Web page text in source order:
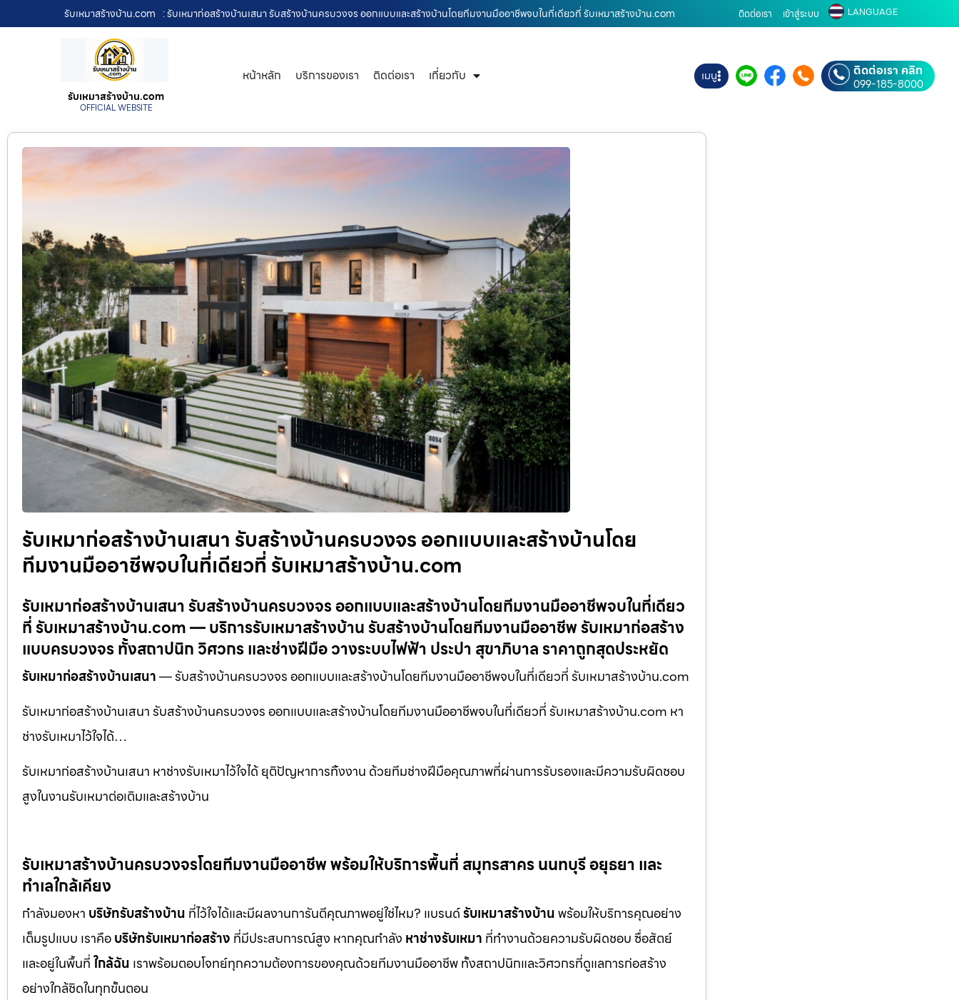
รับเหมาสร้างบ้าน.com : รับเหมาก่อสร้างบ้านเสนา รับสร้างบ้านครบวงจร ออกแบบและสร้างบ้านโดยทีมงานมืออาชีพจบในที่เดียวที่ รับเหมาสร้างบ้าน.com ติดต่อเรา เข้าสู่ระบบ LANGUAGE
รับเหมาสร้างบ้าน.com
OFFICIAL WEBSITE
หน้าหลัก บริการของเรา ติดต่อเรา เกี่ยวกับ เมนู ติดต่อเรา คลิก
099-185-8000
รับเหมาก่อสร้างบ้านเสนา รับสร้างบ้านครบวงจร ออกแบบและสร้างบ้านโดย
ทีมงานมืออาชีพจบในที่เดียวที่ รับเหมาสร้างบ้าน.com
รับเหมาก่อสร้างบ้านเสนา รับสร้างบ้านครบวงจร ออกแบบและสร้างบ้านโดยทีมงานมืออาชีพจบในที่เดียว
ที่ รับเหมาสร้างบ้าน.com — บริการรับเหมาสร้างบ้าน รับสร้างบ้านโดยทีมงานมืออาชีพ รับเหมาก่อสร้าง
แบบครบวงจร ทั้งสถาปนิก วิศวกร และช่างฝีมือ วางระบบไฟฟ้า ประปา สุขาภิบาล ราคาถูกสุดประหยัด
รับเหมาก่อสร้างบ้านเสนา— รับสร้างบ้านครบวงจร ออกแบบและสร้างบ้านโดยทีมงานมืออาชีพจบในที่เดียวที่ รับเหมาสร้างบ้าน.com
รับเหมาก่อสร้างบ้านเสนา รับสร้างบ้านครบวงจร ออกแบบและสร้างบ้านโดยทีมงานมืออาชีพจบในที่เดียวที่ รับเหมาสร้างบ้าน.com หา
ช่างรับเหมาไว้ใจได้…
รับเหมาก่อสร้างบ้านเสนา หาช่างรับเหมาไว้ใจได้ ยุติปัญหาการทิ้งงาน ด้วยทีมช่างฝีมือคุณภาพที่ผ่านการรับรองและมีความรับผิดชอบ
สูงในงานรับเหมาต่อเติมและสร้างบ้าน
รับเหมาสร้างบ้านครบวงจรโดยทีมงานมืออาชีพ พร้อมให้บริการพื้นที่ สมุทรสาคร นนทบุรี อยุธยา และ
ทำเลใกล้เคียง
กำลังมองหา บริษัทรับสร้างบ้าน ที่ไว้ใจได้และมีผลงานการันตีคุณภาพอยู่ใช่ไหม? แบรนด์รับเหมาสร้างบ้านพร้อมให้บริการคุณอย่าง
เต็มรูปแบบ เราคือบริษัทรับเหมาก่อสร้าง ที่มีประสบการณ์สูง หากคุณกำลัง หาช่างรับเหมา ที่ทำงานด้วยความรับผิดชอบ ซื่อสัตย์
และอยู่ในพื้นที่ใกล้ฉัน เราพร้อมตอบโจทย์ทุกความต้องการของคุณด้วยทีมงานมืออาชีพ ทั้งสถาปนิกและวิศวกรที่ดูแลการก่อสร้าง
อย่างใกล้ชิดในทุกขั้นตอน